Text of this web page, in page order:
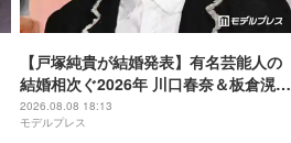
【戸塚純貴が結婚発表】有名芸能人の
結婚相次ぐ2026年 川口春奈＆板倉滉選
手・田中みな実＆亀梨和也・新木優子
＆中島裕翔ほか
2026.08.08 18:13
モデルプレス